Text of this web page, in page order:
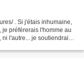
. Si j'étais inhumaine,
préférerais l'homme au
ni l'autre... je soutiendrais